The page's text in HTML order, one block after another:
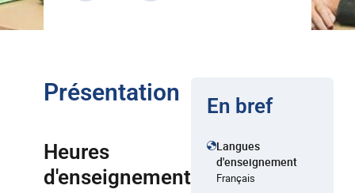
Présentation
Heures
d'enseignement
En bref
Langues
d'enseignement
Français